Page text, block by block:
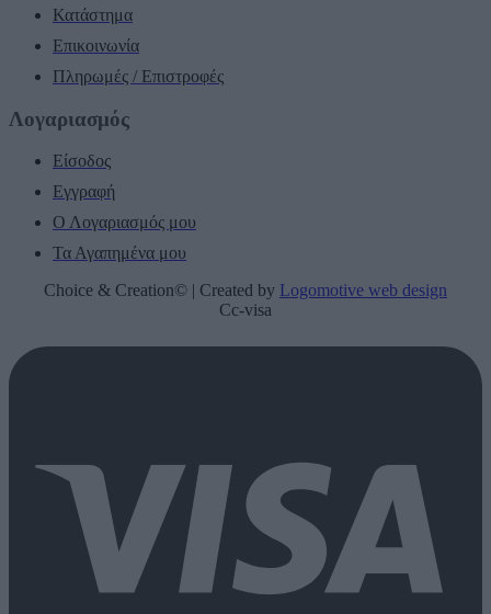
Κατάστημα
Επικοινωνία
Πληρωμές / Επιστροφές
Λογαριασμός
Είσοδος
Εγγραφή
Ο Λογαριασμός μου
Τα Αγαπημένα μου
Choice & Creation© | Created by Logomotive web design
Cc-visa